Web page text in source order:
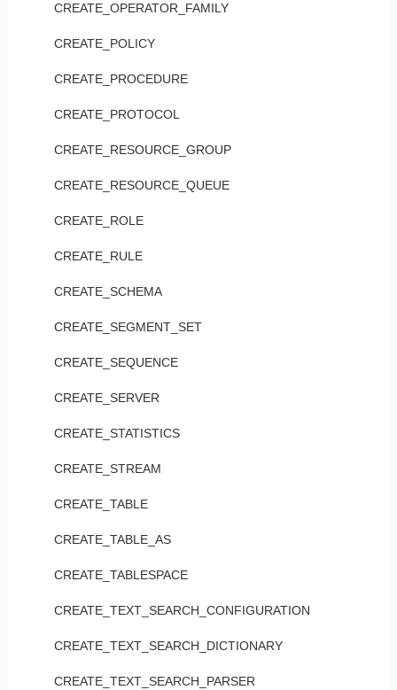
CREATE_OPERATOR_FAMILY
CREATE_POLICY
CREATE_PROCEDURE
CREATE_PROTOCOL
CREATE_RESOURCE_GROUP
CREATE_RESOURCE_QUEUE
CREATE_ROLE
CREATE_RULE
CREATE_SCHEMA
CREATE_SEGMENT_SET
CREATE_SEQUENCE
CREATE_SERVER
CREATE_STATISTICS
CREATE_STREAM
CREATE_TABLE
CREATE_TABLE_AS
CREATE_TABLESPACE
CREATE_TEXT_SEARCH_CONFIGURATION
CREATE_TEXT_SEARCH_DICTIONARY
CREATE_TEXT_SEARCH_PARSER